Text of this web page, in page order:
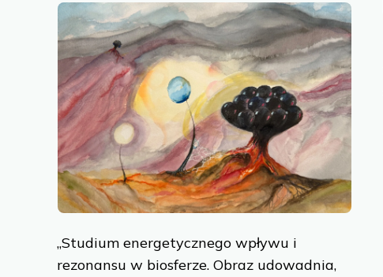
„Studium energetycznego wpływu i
rezonansu w biosferze. Obraz udowadnia,